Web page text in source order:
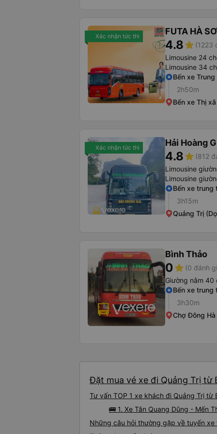
Xác nhận tức thì FUTA HÀ
4.8star (1223
Limousine 24
Limousine 34
Bến xe
2h50m
Bến xe Thị
Xác nhận tức thì Hải Hoàng
4.8star (812
Limousine
Limousine
Bến xe trung
3h15m
Quảng Trị
Bình Thảo
0star (0 đánh
Giường nằm 40
Bến xe trung
3h30m
Chợ Đông Hà
Đặt mua vé xe đi Quảng Trị từ
Tư vấn TOP 1 xe khách đi Quảng Trị
🚌 1. Xe Tân Quang Dũng - Mến
Những câu hỏi thường gặp về tuyến